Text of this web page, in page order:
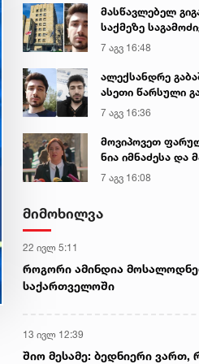
მასწავლებელ
საქმეზე
დაკავებულ
ნია იმნაძესა და
ბერუაშვილს 30
განმავლობაში
7 აგვ 16:48
ალექსანდრე
ასეთი წარსული
ადამიანისთვის
მიწოდება, რომ
სექსუალურად
ფაქტობრივად,
7 აგვ 16:36
მოვიპოვეთ
ნია იმნაძესა და
შორის,
ჩაიდინა
არასწორად
ეპოქაში
პროკურორი
7 აგვ 16:08
მიმოხილვა
22 ივლ 5:11
როგორი ამინდია
საქართველოში
13 ივლ 12:39
შიო მესამე: ბედნიერი ვართ,